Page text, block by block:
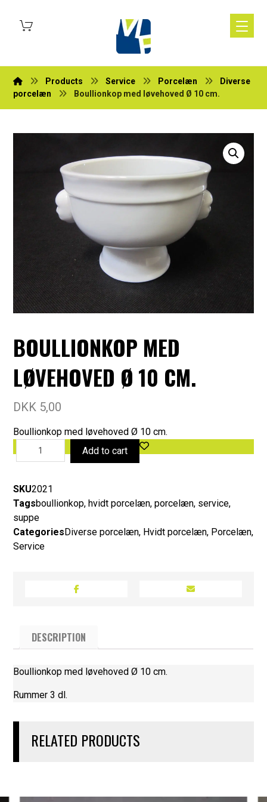
Products Service Porcelæn
Diverse
porcelæn
Boullionkop med løvehoved Ø 10 cm.
BOULLIONKOP MED
LØVEHOVED Ø 10 CM.
DKK 5,00
Boullionkop med løvehoved Ø 10 cm.
Add to cart
SKU2021
Tagsboullionkop, hvidt porcelæn,porcelæn, service,
suppe
Categories Diverse porcelæn, Hvidt porcelæn, Porcelæn,
Service
DESCRIPTION
Boullionkop med løvehoved Ø 10 cm.
Rummer 3 dl.
RELATED PRODUCTS